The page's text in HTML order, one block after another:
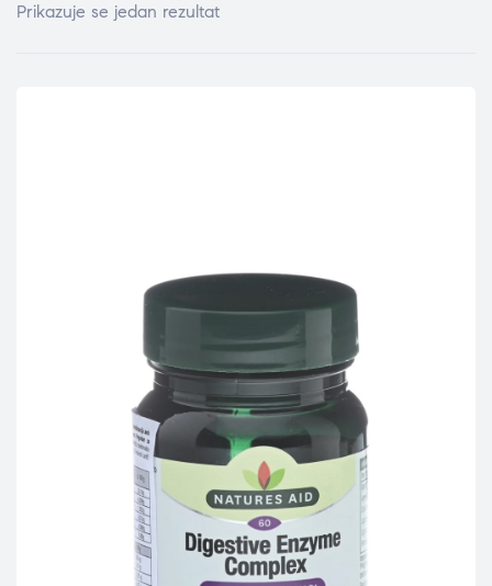
Prikazuje se jedan rezultat